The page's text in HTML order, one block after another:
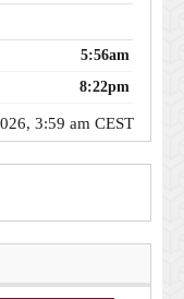
5:56am
8:22pm
3:59 am CEST